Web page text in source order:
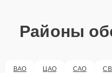
Районы
ВАО ЦАО САО